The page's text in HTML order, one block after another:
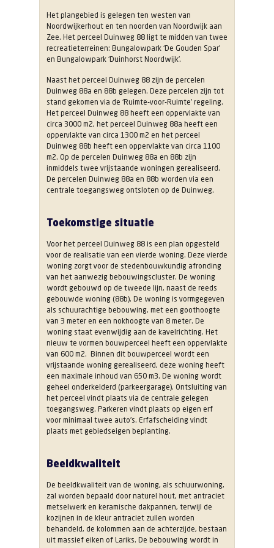
Het plangebied is gelegen ten westen van
Noordwijkerhout en ten noorden van Noordwijk aan
Zee. Het perceel Duinweg 88 ligt te midden van twee
recreatieterreinen: Bungalowpark ‘De Gouden Spar’
en Bungalowpark ‘Duinhorst Noordwijk’.
Naast het perceel Duinweg 88 zijn de percelen
Duinweg 88a en 88b gelegen. Deze percelen zijn tot
stand gekomen via de ‘Ruimte-voor-Ruimte’ regeling.
Het perceel Duinweg 88 heeft een oppervlakte van
circa 3000 m2, het perceel Duinweg 88a heeft een
oppervlakte van circa 1300 m2 en het perceel
Duinweg 88b heeft een oppervlakte van circa 1100
m2. Op de percelen Duinweg 88a en 88b zijn
inmiddels twee vrijstaande woningen gerealiseerd.
De percelen Duinweg 88a en 88b worden via een
centrale toegangsweg ontsloten op de Duinweg.
Toekomstige situatie
Voor het perceel Duinweg 88 is een plan opgesteld
voor de realisatie van een vierde woning. Deze vierde
woning zorgt voor de stedenbouwkundig afronding
van het aanwezig bebouwingscluster. De woning
wordt gebouwd op de tweede lijn, naast de reeds
gebouwde woning (88b). De woning is vormgegeven
als schuurachtige bebouwing, met een goothoogte
van 3 meter en een nokhoogte van 8 meter. De
woning staat evenwijdig aan de kavelrichting. Het
nieuw te vormen bouwperceel heeft een oppervlakte
van 600 m2. Binnen dit bouwperceel wordt een
vrijstaande woning gerealiseerd, deze woning heeft
een maximale inhoud van 650 m3. De woning wordt
geheel onderkelderd (parkeergarage). Ontsluiting van
het perceel vindt plaats via de centrale gelegen
toegangsweg. Parkeren vindt plaats op eigen erf
voor minimaal twee auto’s. Erfafscheiding vindt
plaats met gebiedseigen beplanting.
Beeldkwaliteit
De beeldkwaliteit van de woning, als schuurwoning,
zal worden bepaald door naturel hout, met antraciet
metselwerk en keramische dakpannen, terwijl de
kozijnen in de kleur antraciet zullen worden
behandeld, de kolommen aan de achterzijde, bestaan
uit massief eiken of Lariks. De bebouwing wordt in